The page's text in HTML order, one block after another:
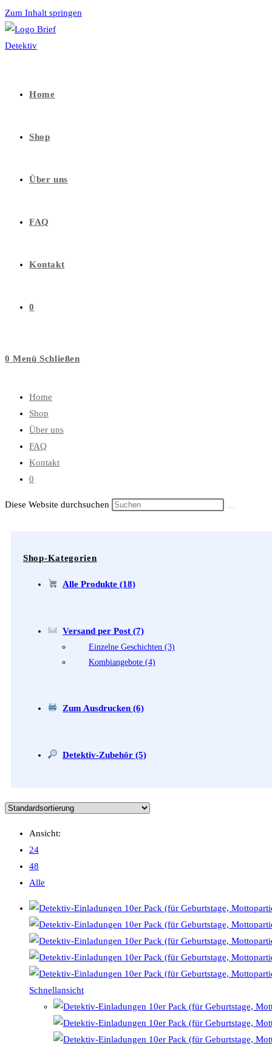
Zum Inhalt springen
Home
Shop
Über uns
FAQ
Kontakt
0
0 Menü Schließen
Home
Shop
Über uns
FAQ
Kontakt
0
Diese Website durchsuchen
Shop-Kategorien
Alle Produkte (18)
Versand per Post (7)
Einzelne Geschichten (3)
Kombiangebote (4)
Zum Ausdrucken (6)
Detektiv-Zubehör (5)
Ansicht:
24
48
Alle
Schnellansicht